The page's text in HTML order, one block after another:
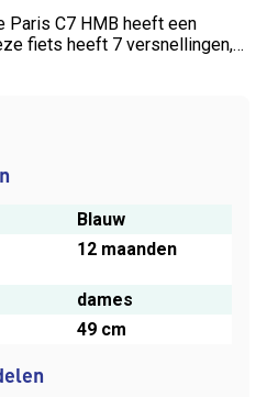
Paris C7 HMB heeft een
fiets heeft 7 versnellingen,
en een 300Wh accu.
Blauw
12 maanden
dames
49 cm